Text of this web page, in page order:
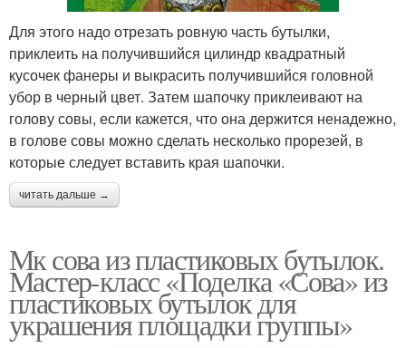
Для этого надо отрезать ровную часть бутылки,
приклеить на получившийся цилиндр квадратный
кусочек фанеры и выкрасить получившийся головной
убор в черный цвет. Затем шапочку приклеивают на
голову совы, если кажется, что она держится ненадежно,
в голове совы можно сделать несколько прорезей, в
которые следует вставить края шапочки.
читать дальше →
Мк сова из пластиковых бутылок.
Мастер-класс «Поделка «Сова» из
пластиковых бутылок для
украшения площадки группы»